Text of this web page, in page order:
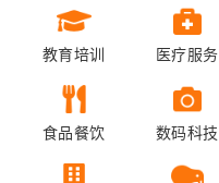
教育培训 医疗服务
食品餐饮 数码科技